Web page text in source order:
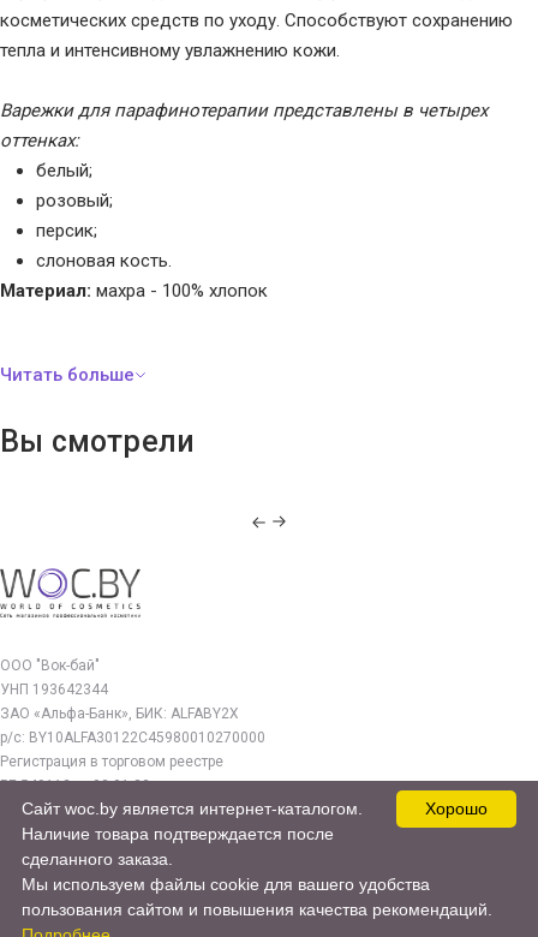
косметических средств по уходу. Способствуют сохранению
тепла и интенсивному увлажнению кожи.
Варежки для парафинотерапии представлены в четырех
оттенках:
белый;
розовый;
персик;
слоновая кость.
Материал: махра - 100% хлопок
Вы смотрели
ООО "Вок-бай"
УНП 193642344
ЗАО «Альфа-Банк», БИК: ALFABY2X
р/с: BY10ALFA30122C45980010270000
Регистрация в торговом реестре
РБ 549112 от 03.01.23г.
Юр. адрес:
220140, г. Минск, ул. Бурдейного 22, оф.212
woc.by@yandex.by
© 2017—2026 WOC.BY
Хорошо
Сайт woc.by является интернет-каталогом.
Наличие товара подтверждается после
сделанного заказа.
Мы используем файлы cookie для вашего удобства
пользования сайтом и повышения качества рекомендаций.